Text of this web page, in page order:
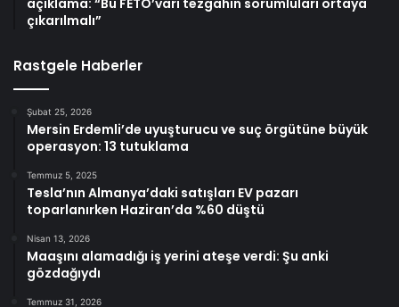
açıklama: “Bu FETÖ’vari tezgahın sorumluları ortaya
çıkarılmalı”
Rastgele Haberler
Şubat 25, 2026
Mersin Erdemli’de uyuşturucu ve suç örgütüne büyük
operasyon: 13 tutuklama
Temmuz 5, 2025
Tesla’nın Almanya’daki satışları EV pazarı
toparlanırken Haziran’da %60 düştü
Nisan 13, 2026
Maaşını alamadığı iş yerini ateşe verdi: Şu anki
gözdağıydı
Temmuz 31, 2026